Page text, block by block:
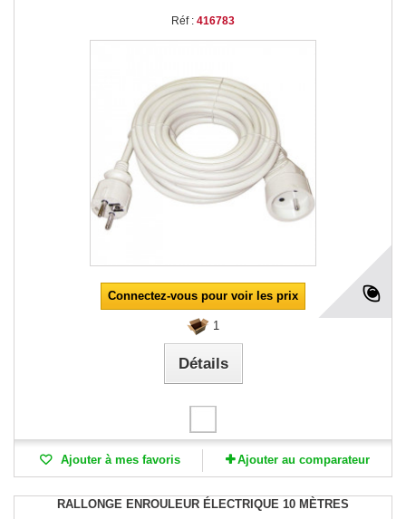
Réf : 416783
Connectez-vous pour voir les prix
1
Détails
Ajouter à mes favoris Ajouter au comparateur
RALLONGE ENROULEUR ÉLECTRIQUE 10 MÈTRES